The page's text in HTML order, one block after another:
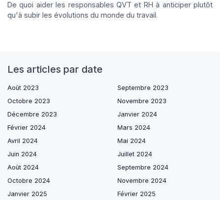
De quoi aider les responsables QVT et RH à anticiper plutôt
qu'à subir les évolutions du monde du travail.
Les articles par date
Août 2023
Septembre 2023
Octobre 2023
Novembre 2023
Décembre 2023
Janvier 2024
Février 2024
Mars 2024
Avril 2024
Mai 2024
Juin 2024
Juillet 2024
Août 2024
Septembre 2024
Octobre 2024
Novembre 2024
Janvier 2025
Février 2025